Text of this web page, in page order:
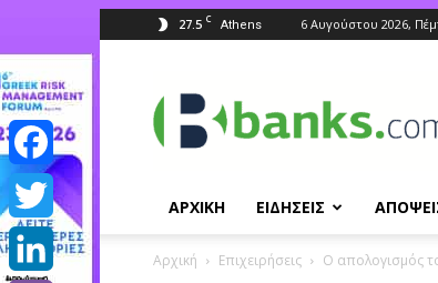
27.5 C Athens 6 Αυγούστου 2026,
ΑΡΧΙΚΗ ΕΙΔΗΣΕΙΣ
Αρχική Επιχειρήσεις Ο απολογισμός
Facebook
Twitter